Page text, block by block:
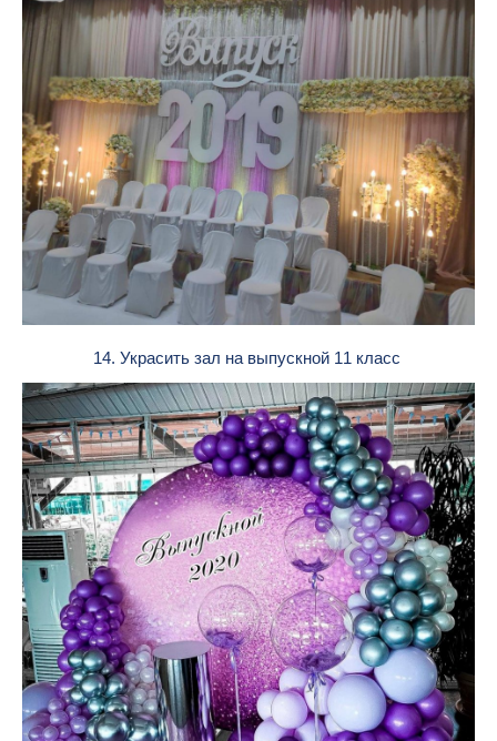
14. Украсить зал на выпускной 11 класс